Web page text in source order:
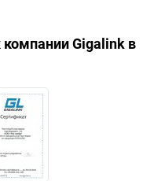
Gigalink в